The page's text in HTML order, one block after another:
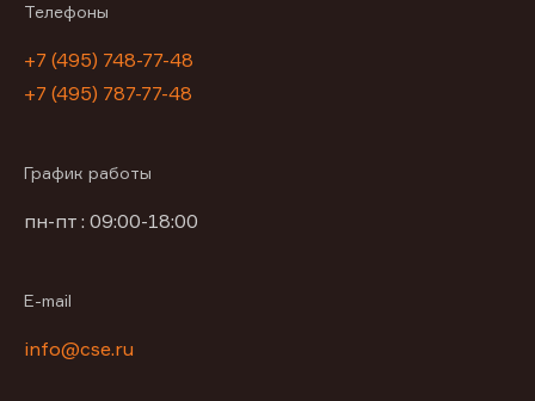
Телефоны
+7 (495) 748-77-48
+7 (495) 787-77-48
График работы
пн-пт : 09:00-18:00
E-mail
info@cse.ru